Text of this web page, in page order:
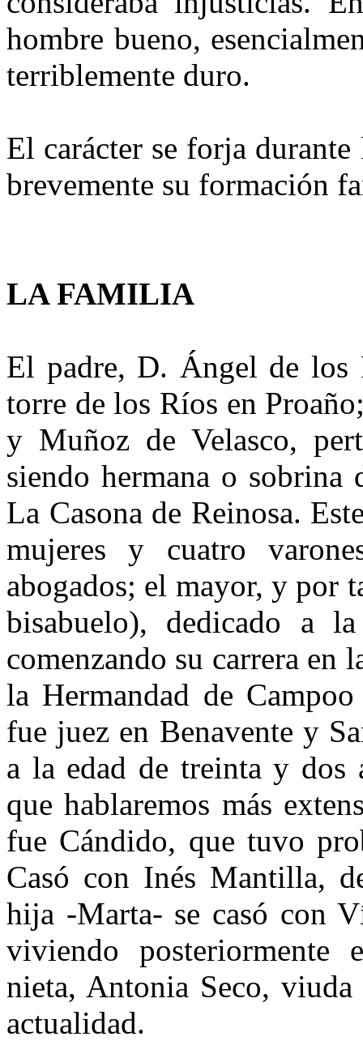
hombre bueno,
terriblemente duro.
El carácter se forja
brevemente su formación
LA FAMILIA
El padre, D. Ángel de los
torre de los Ríos en
y Muñoz de Velasco,
siendo hermana o
La Casona de Reinosa.
mujeres y cuatro
abogados; el mayor, y por
bisabuelo), dedicado a
comen­zando su carrera en
la Her­mandad de
fue juez en Benavente y
a la edad de treinta y
que hablaremos más
fue Cándido, que tu­vo
Casó con Inés Mantilla,
hija -Marta- se casó con
viviendo posteriormente
nieta, Antonia Seco,
actualidad.